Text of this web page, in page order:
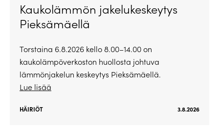
Kaukolämmön jakelukeskeytys
Pieksämäellä
Torstaina 6.8.2026 kello 8.00–14.00 on
kaukolämpöverkoston huollosta johtuva
lämmönjakelun keskeytys Pieksämäellä.
Lue lisää
HÄIRIÖT 3.8.2026